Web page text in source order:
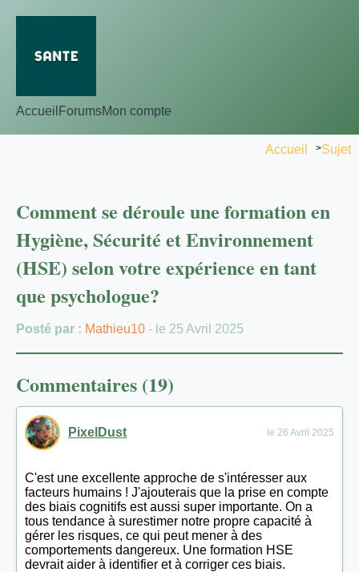
Accueil ForumsMon compte
Accueil >Sujet
Comment se déroule une formation en
Hygiène, Sécurité et Environnement
(HSE) selon votre expérience en tant
que psychologue?
Posté par : Mathieu10 - le 25 Avril 2025
Commentaires (19)
PixelDust le 26 Avril 2025
C'est une excellente approche de s'intéresser aux
facteurs humains ! J'ajouterais que la prise en compte
des biais cognitifs est aussi super importante. On a
tous tendance à surestimer notre propre capacité à
gérer les risques, ce qui peut mener à des
comportements dangereux. Une formation HSE
devrait aider à identifier et à corriger ces biais.